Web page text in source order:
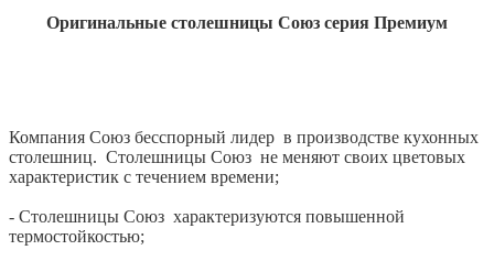
Оригинальные столешницы Союз серия Премиум
Компания Союз бесспорный лидер в производстве кухонных
столешниц. Столешницы Союз не меняют своих цветовых
характеристик с течением времени;
- Столешницы Союз характеризуются повышенной
термостойкостью;